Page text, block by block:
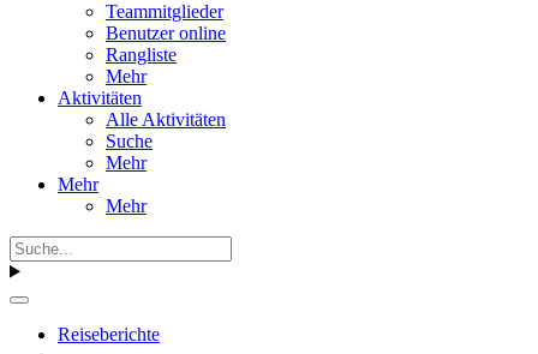
Teammitglieder
Benutzer online
Rangliste
Mehr
Aktivitäten
Alle Aktivitäten
Suche
Mehr
Mehr
Mehr
Reiseberichte